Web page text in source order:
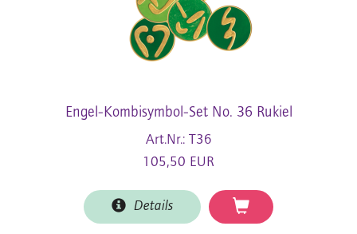
Engel-Kombisymbol-Set No. 36 Rukiel
Art.Nr.: T36
105,50 EUR
Details